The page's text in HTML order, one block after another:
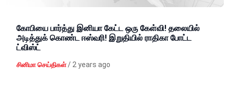
கோபியை பார்த்து இனியா கேட்ட ஒரு கேள்வி! தலையில்
அடித்துக் கொண்ட ஈஸ்வரி! இறுதியில் ராதிகா போட்ட
ட்விஸ்ட்
சினிமா செய்திகள் / 2 years ago